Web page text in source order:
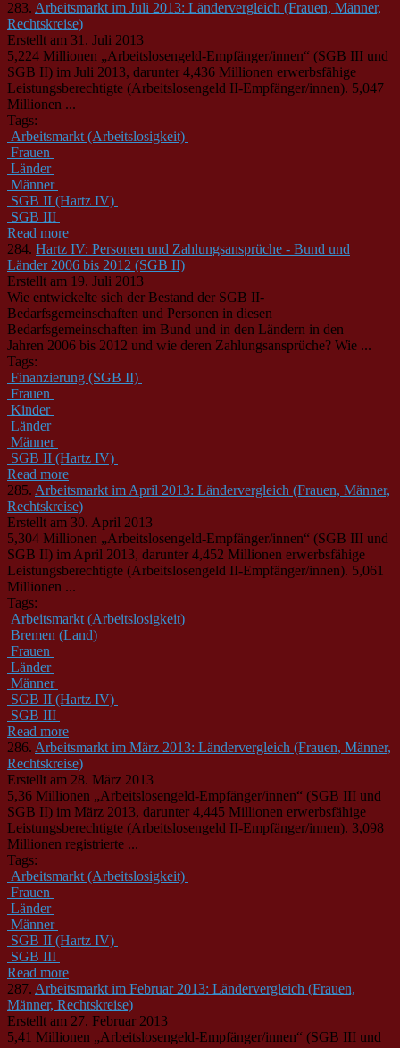
283. Arbeitsmarkt im Juli 2013: Ländervergleich (Frauen, Männer,
Rechtskreise)
Erstellt am 31. Juli 2013
5,224 Millionen „Arbeitslosengeld-Empfänger/innen“ (SGB III und
SGB II) im Juli 2013, darunter 4,436 Millionen erwerbsfähige
Leistungsberechtigte (Arbeitslosengeld II-Empfänger/innen). 5,047
Millionen ...
Tags:
Arbeitsmarkt (Arbeitslosigkeit)
Frauen
Länder
Männer
SGB II (Hartz IV)
SGB III
Read more
284. Hartz IV: Personen und Zahlungsansprüche - Bund und
Länder 2006 bis 2012 (SGB II)
Erstellt am 19. Juli 2013
Wie entwickelte sich der Bestand der SGB II-
Bedarfsgemeinschaften und Personen in diesen
Bedarfsgemeinschaften im Bund und in den Ländern in den
Jahren 2006 bis 2012 und wie deren Zahlungsansprüche? Wie ...
Tags:
Finanzierung (SGB II)
Frauen
Kinder
Länder
Männer
SGB II (Hartz IV)
Read more
285. Arbeitsmarkt im April 2013: Ländervergleich (Frauen, Männer,
Rechtskreise)
Erstellt am 30. April 2013
5,304 Millionen „Arbeitslosengeld-Empfänger/innen“ (SGB III und
SGB II) im April 2013, darunter 4,452 Millionen erwerbsfähige
Leistungsberechtigte (Arbeitslosengeld II-Empfänger/innen). 5,061
Millionen ...
Tags:
Arbeitsmarkt (Arbeitslosigkeit)
Bremen (Land)
Frauen
Länder
Männer
SGB II (Hartz IV)
SGB III
Read more
286. Arbeitsmarkt im März 2013: Ländervergleich (Frauen, Männer,
Rechtskreise)
Erstellt am 28. März 2013
5,36 Millionen „Arbeitslosengeld-Empfänger/innen“ (SGB III und
SGB II) im März 2013, darunter 4,445 Millionen erwerbsfähige
Leistungsberechtigte (Arbeitslosengeld II-Empfänger/innen). 3,098
Millionen registrierte ...
Tags:
Arbeitsmarkt (Arbeitslosigkeit)
Frauen
Länder
Männer
SGB II (Hartz IV)
SGB III
Read more
287. Arbeitsmarkt im Februar 2013: Ländervergleich (Frauen,
Männer, Rechtskreise)
Erstellt am 27. Februar 2013
5,41 Millionen „Arbeitslosengeld-Empfänger/innen“ (SGB III und